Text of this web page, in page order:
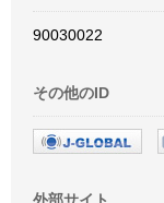
90030022
その他のID
外部サイト